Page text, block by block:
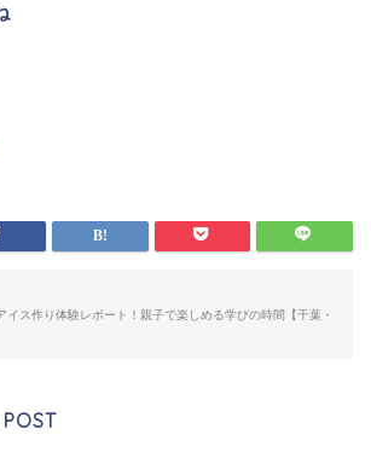
イス作り体験レポート！親子で楽しめる学びの時間【千葉・
POST